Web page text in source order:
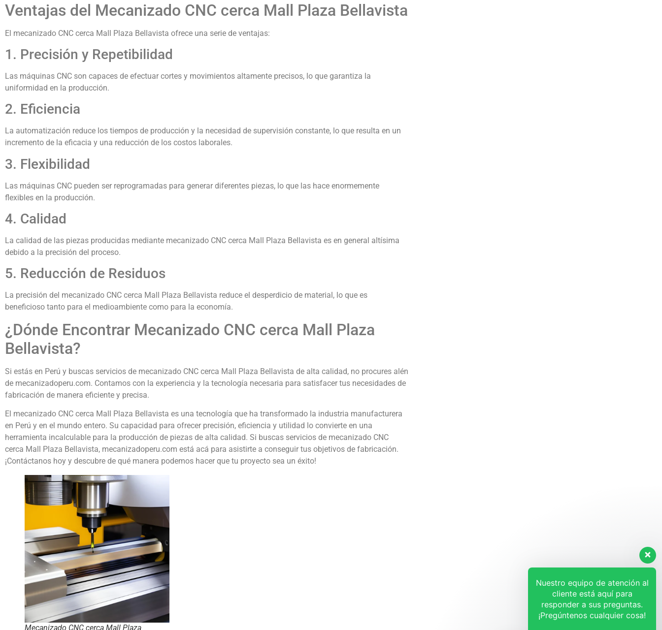
Ventajas del Mecanizado CNC cerca Mall Plaza Bellavista
El mecanizado CNC cerca Mall Plaza Bellavista ofrece una serie de ventajas:
1. Precisión y Repetibilidad
Las máquinas CNC son capaces de efectuar cortes y movimientos altamente precisos, lo que garantiza la
uniformidad en la producción.
2. Eficiencia
La automatización reduce los tiempos de producción y la necesidad de supervisión constante, lo que resulta en un
incremento de la eficacia y una reducción de los costos laborales.
3. Flexibilidad
Las máquinas CNC pueden ser reprogramadas para generar diferentes piezas, lo que las hace enormemente
flexibles en la producción.
4. Calidad
La calidad de las piezas producidas mediante mecanizado CNC cerca Mall Plaza Bellavista es en general altísima
debido a la precisión del proceso.
5. Reducción de Residuos
La precisión del mecanizado CNC cerca Mall Plaza Bellavista reduce el desperdicio de material, lo que es
beneficioso tanto para el medioambiente como para la economía.
¿Dónde Encontrar Mecanizado CNC cerca Mall Plaza
Bellavista?
Si estás en Perú y buscas servicios de mecanizado CNC cerca Mall Plaza Bellavista de alta calidad, no procures alén
de mecanizadoperu.com. Contamos con la experiencia y la tecnología necesaria para satisfacer tus necesidades de
fabricación de manera eficiente y precisa.
El mecanizado CNC cerca Mall Plaza Bellavista es una tecnología que ha transformado la industria manufacturera
en Perú y en el mundo entero. Su capacidad para ofrecer precisión, eficiencia y utilidad lo convierte en una
herramienta incalculable para la producción de piezas de alta calidad. Si buscas servicios de mecanizado CNC
cerca Mall Plaza Bellavista, mecanizadoperu.com está acá para asistirte a conseguir tus objetivos de fabricación.
¡Contáctanos hoy y descubre de qué manera podemos hacer que tu proyecto sea un éxito!
Mecanizado CNC cerca Mall Plaza
Nuestro equipo de atención al
cliente está aquí para
responder a sus preguntas.
¡Pregúntenos cualquier cosa!